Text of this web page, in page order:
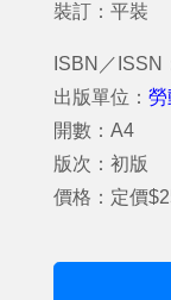
裝訂：平裝
ISBN／
出版單位： 勞
開數：A4
版次：初版
價格：定價